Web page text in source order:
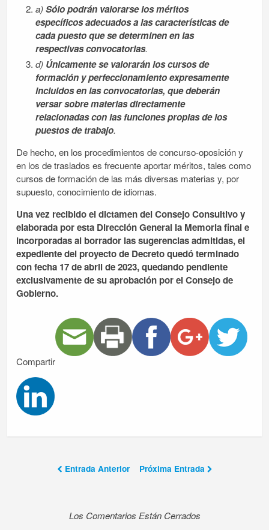
a)Sólo podrán valorarse los méritos
específicos adecuados a las características de
cada puesto que se determinen en las
respectivas convocatorias.
d) Únicamente se valorarán los cursos de
formación y perfeccionamiento expresamente
incluidos en las convocatorias, que deberán
versar sobre materias directamente
relacionadas con las funciones propias de los
puestos de trabajo.
De hecho, en los procedimientos de concurso-oposición y
en los de traslados es frecuente aportar méritos, tales como
cursos de formación de las más diversas materias y, por
supuesto, conocimiento de idiomas.
Una vez recibido el dictamen del Consejo Consultivo y
elaborada por esta Dirección General la Memoria final e
incorporadas al borrador las sugerencias admitidas, el
expediente del proyecto de Decreto quedó terminado
con fecha 17 de abril de 2023, quedando pendiente
exclusivamente de su aprobación por el Consejo de
Gobierno.
Compartir
Entrada Anterior Próxima Entrada
Los Comentarios Están Cerrados